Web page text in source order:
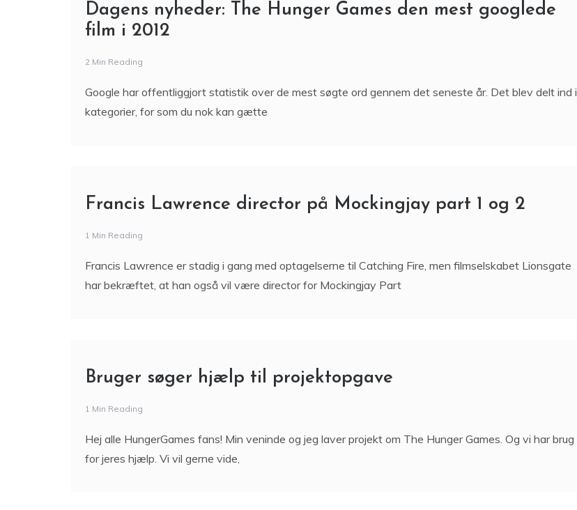
Dagens nyheder: The Hunger Games den mest googlede
film i 2012
2 Min Reading
Google har offentliggjort statistik over de mest søgte ord gennem det seneste år. Det blev delt ind i
kategorier, for som du nok kan gætte
Francis Lawrence director på Mockingjay part 1 og 2
1 Min Reading
Francis Lawrence er stadig i gang med optagelserne til Catching Fire, men filmselskabet Lionsgate
har bekræftet, at han også vil være director for Mockingjay Part
Bruger søger hjælp til projektopgave
1 Min Reading
Hej alle HungerGames fans! Min veninde og jeg laver projekt om The Hunger Games. Og vi har brug
for jeres hjælp. Vi vil gerne vide,